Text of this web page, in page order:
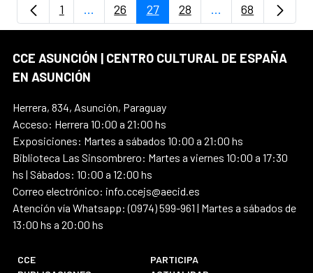
Página
1 ...Páginas intermedias Use TAB para
Página
26 Página
27 Página
28 ...PáginasPágina
68
CCE ASUNCIÓN | CENTRO CULTURAL DE ESPAÑA
EN ASUNCIÓN
Herrera, 834, Asunción, Paraguay
Acceso: Herrera 10:00 a 21:00 hs
Exposiciones: Martes a sábados 10:00 a 21:00 hs
Biblioteca Las Sinsombrero: Martes a viernes 10:00 a 17:30
hs | Sábados: 10:00 a 12:00 hs
Correo electrónico: info.ccejs@aecid.es
Atención vía Whatsapp: (0974) 599-961 | Martes a sábados de
13:00 hs a 20:00 hs
CCE
PARTICIPA